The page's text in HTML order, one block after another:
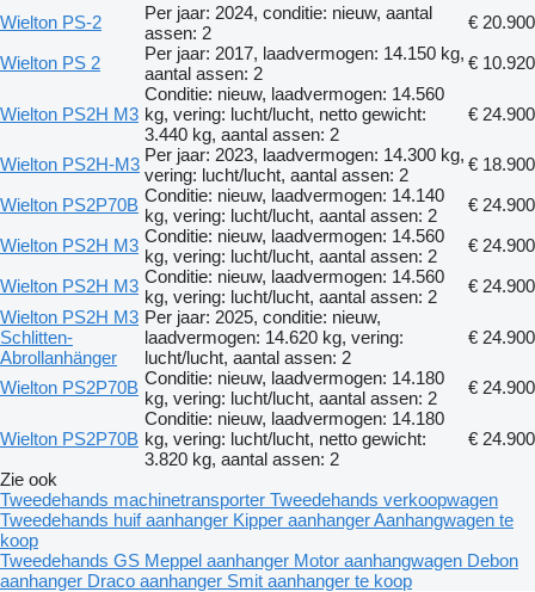
Wielton PS-2
Per jaar: 2024, conditie: nieuw, aantal
assen: 2
€ 20.900
Wielton PS 2
Per jaar: 2017, laadvermogen: 14.150 kg,
aantal assen: 2
€ 10.920
Wielton PS2H M3
Conditie: nieuw, laadvermogen: 14.560
kg, vering: lucht/lucht, netto gewicht:
3.440 kg, aantal assen: 2
€ 24.900
Wielton PS2H-M3 Per jaar: 2023, laadvermogen: 14.300 kg,
vering: lucht/lucht, aantal assen: 2
€ 18.900
Wielton PS2P70B Conditie: nieuw, laadvermogen: 14.140
kg, vering: lucht/lucht, aantal assen: 2
€ 24.900
Wielton PS2H M3 Conditie: nieuw, laadvermogen: 14.560
kg, vering: lucht/lucht, aantal assen: 2
€ 24.900
Wielton PS2H M3 Conditie: nieuw, laadvermogen: 14.560
kg, vering: lucht/lucht, aantal assen: 2
€ 24.900
Wielton PS2H M3
Schlitten-
Abrollanhänger
Per jaar: 2025, conditie: nieuw,
laadvermogen: 14.620 kg, vering:
lucht/lucht, aantal assen: 2
€ 24.900
Wielton PS2P70B Conditie: nieuw, laadvermogen: 14.180
kg, vering: lucht/lucht, aantal assen: 2
€ 24.900
Wielton PS2P70B
Conditie: nieuw, laadvermogen: 14.180
kg, vering: lucht/lucht, netto gewicht:
3.820 kg, aantal assen: 2
€ 24.900
Zie ook
Tweedehands machinetransporter Tweedehands verkoopwagen
Tweedehands huif aanhanger Kipper aanhangerAanhangwagen te
koop
Tweedehands GS Meppel aanhanger Motor aanhangwagen Debon
aanhanger Draco aanhanger Smit aanhanger te koop